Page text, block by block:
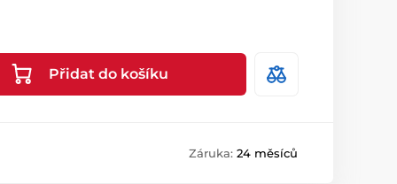
Přidat do košíku
Záruka: 24 měsíců